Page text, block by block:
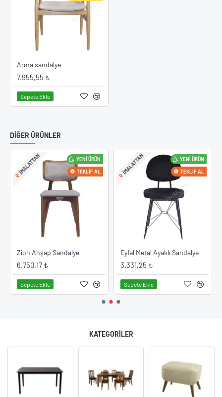
Arma sandalye
7.955,55 ₺
Sepete Ekle
DIĞER ÜRÜNLER
YENI ÜRÜN
IMALATTAN TEKLIF AL
Zion Ahşap Sandalye
6.750,17 ₺
Sepete Ekle
YENI ÜRÜN
IMALATTAN TEKLIF AL
Eyfel Metal Ayaklı Sandalye
3.331,25 ₺
Sepete Ekle
KATEGORILER